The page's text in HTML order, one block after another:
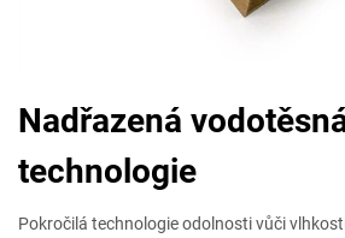
Nadřazená
technologie
Pokročilá technologie odolnosti vůči